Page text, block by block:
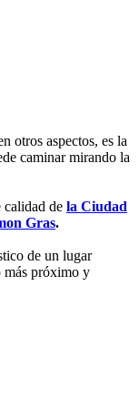
otros aspectos, es la
caminar mirando la
calidad de la Ciudad
Gras.
de un lugar
más próximo y